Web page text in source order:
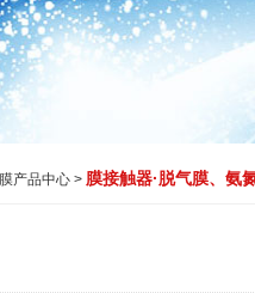
膜产品中心 > 膜接触器·脱气膜、氨